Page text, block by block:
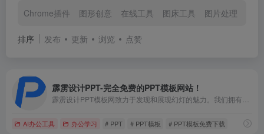
Chrome插件 图形创意 在线工具 图床工具 图片处理
排序 发布 更新 浏览 点赞
霹雳设计PPT-完全免费的PPT模板网站！
AI办公工具 办公学习 # PPT # PPT模板 # PPT模板免费下载